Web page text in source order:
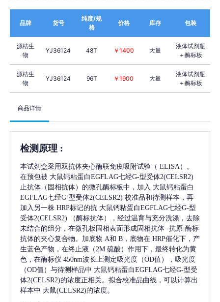
品牌 货号
纯度/规
格
价格 库存 包装
源桔生
物
YJ36124 48T ￥1400 大量
液体试剂瓶
＋酶标板
源桔生
物
YJ36124 96T ￥1900 大量
液体试剂瓶
＋酶标板
商品详情
检测原理 :
本试剂盒采用双抗体夹心酶联免疫吸附试验（ ELISA）。
在预包被 大鼠钙粘蛋白EGFLAG七经G-型受体2(CELSR2)
止抗体（固相抗体）的微孔酶标板中，加入 大鼠钙粘蛋白
EGFLAG七经G-型受体2(CELSR2) 校准品和待测样本，再
加入另一株 HRP标记的抗 大鼠钙粘蛋白EGFLAG七经G-型
受体2(CELSR2)
（酶标抗体），经过温育与充分洗涤，去除
未结合的组分，在微孔板固相表面形成固相抗体 -抗原-酶标
抗体的夹心复合物。加底物 A和 B，底物在 HRP催化下，产
生蓝色产物，在终止液（2M 硫酸）作用下，最终转化为黄
色，在酶标仪 450nm波长上测定吸光度（OD值），吸光度
（OD值）与待测样品中 大鼠钙粘蛋白EGFLAG七经G-型受
体2(CELSR2)的浓度正相关。拟合校准品曲线，可以计算出
样本中 大鼠(CELSR2)的浓度。